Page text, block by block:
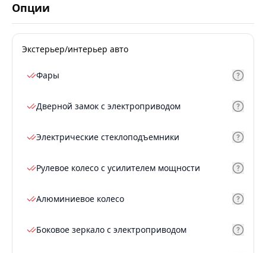
Опции
Экстерьер/интерьер авто
Фары
Дверной замок с электроприводом
Электрические стеклоподъемники
Рулевое колесо с усилителем мощности
Алюминиевое колесо
Боковое зеркало с электроприводом